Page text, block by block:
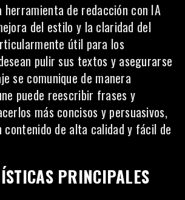
herramienta de redacción con IA
del estilo y la claridad del
útil para los
pulir sus textos y asegurarse
se comunique de manera
puede reescribir frases y
más concisos y persuasivos,
contenido de alta calidad y fácil de
PRINCIPALES